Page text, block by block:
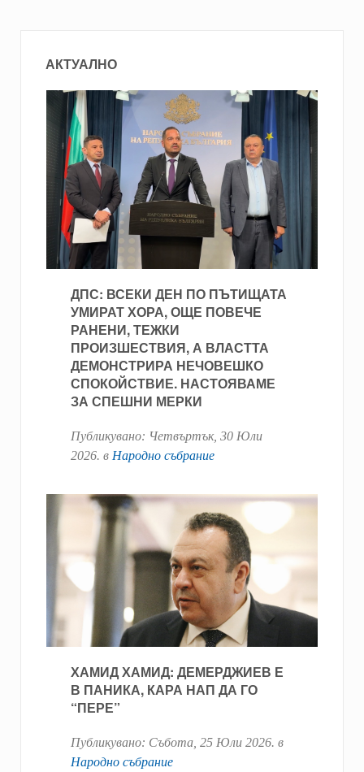
АКТУАЛНО
ДПС: ВСЕКИ ДЕН ПО ПЪТИЩАТА
УМИРАТ ХОРА, ОЩЕ ПОВЕЧЕ
РАНЕНИ, ТЕЖКИ
ПРОИЗШЕСТВИЯ, А ВЛАСТТА
ДЕМОНСТРИРА НЕЧОВЕШКО
СПОКОЙСТВИЕ. НАСТОЯВАМЕ
ЗА СПЕШНИ МЕРКИ
Публикувано: Четвъртък, 30 Юли
2026. в Народно събрание
ХАМИД ХАМИД: ДЕМЕРДЖИЕВ Е
В ПАНИКА, КАРА НАП ДА ГО
“ПЕРЕ”
Публикувано: Събота, 25 Юли 2026. в
Народно събрание